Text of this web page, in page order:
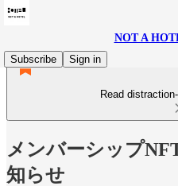
NOT A
Subscribe
Sign in
Read
メンバーシップ
知らせ